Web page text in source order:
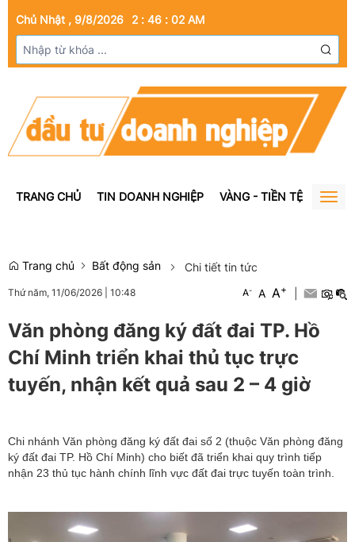
Chủ Nhật , 9/8/2026 2 : 46 : 02 AM
TRANG CHỦ TIN DOANH NGHIỆP VÀNG - TIỀN TỆ BẤT
Trang chủ Bất động sản Chi tiết tin tức
Thứ năm, 11/06/2026 10:48 A- A A+
Văn phòng đăng ký đất đai TP. Hồ
Chí Minh triển khai thủ tục trực
tuyến, nhận kết quả sau 2 – 4 giờ
Chi nhánh Văn phòng đăng ký đất đai số 2 (thuộc Văn phòng đăng
ký đất đai TP. Hồ Chí Minh) cho biết đã triển khai quy trình tiếp
nhận 23 thủ tục hành chính lĩnh vực đất đai trực tuyến toàn trình.